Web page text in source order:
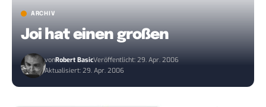
ARCHIV
Joi hat einen großen
vonRobert BasicVeröffentlicht: 29. Apr. 2006
Aktualisiert: 29. Apr. 2006